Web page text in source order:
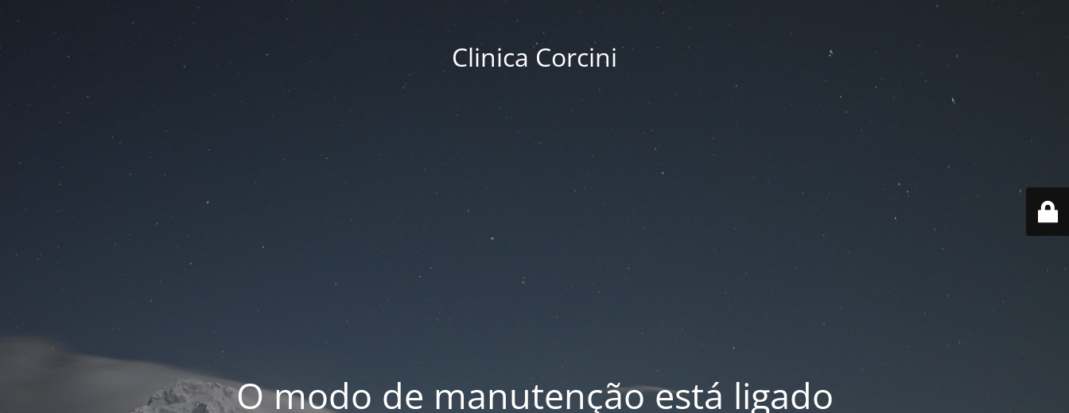
Clinica Corcini
O modo de manutenção está ligado